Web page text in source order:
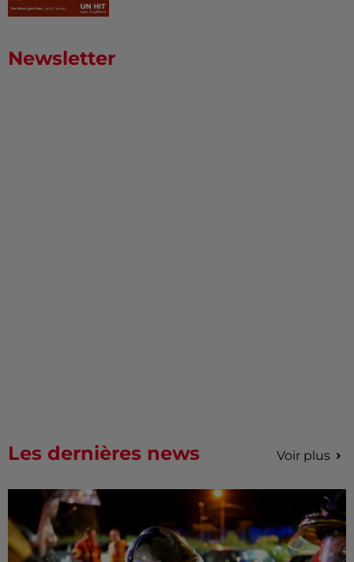
Newsletter
Les dernières news Voir plus